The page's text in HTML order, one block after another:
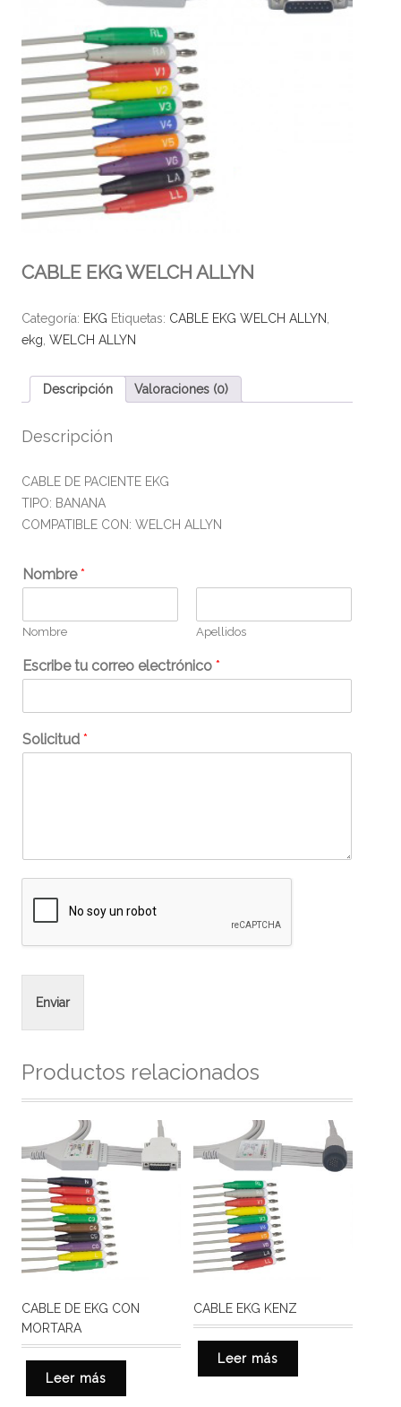
CABLE EKG WELCH ALLYN
Categoría: EKG Etiquetas: CABLE EKG WELCH ALLYN
ekg WELCH ALLYN
Descripción Valoraciones (0)
Descripción
CABLE DE PACIENTE EKG
TIPO: BANANA
COMPATIBLE CON: WELCH ALLYN
Nombre*
Nombre Apellidos
Escribe tu correo electrónico *
Solicitud *
Enviar
Productos relacionados
CABLE DE EKG CON
MORTARA
Leer más
CABLE EKG KENZ
Leer más